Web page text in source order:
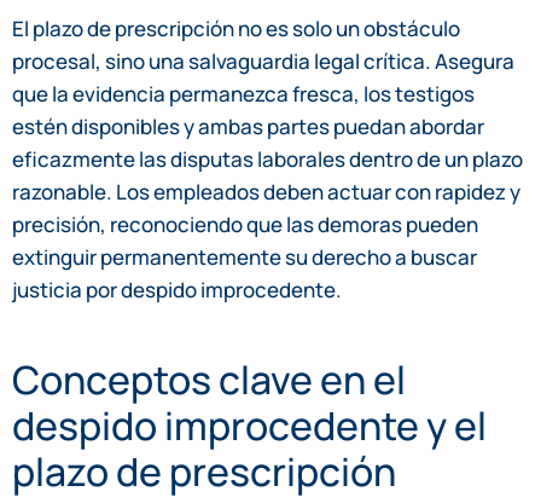
El plazo de prescripción no es solo un obstáculo
procesal, sino una salvaguardia legal crítica. Asegura
que la evidencia permanezca fresca, los testigos
estén disponibles y ambas partes puedan abordar
eficazmente las disputas laborales dentro de un plazo
razonable. Los empleados deben actuar con rapidez y
precisión, reconociendo que las demoras pueden
extinguir permanentemente su derecho a buscar
justicia por despido improcedente.
Conceptos clave en el
despido improcedente y el
plazo de prescripción